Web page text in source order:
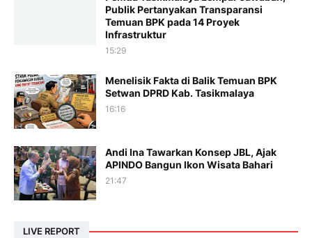
Publik Pertanyakan Transparansi
Temuan BPK pada 14 Proyek
Infrastruktur
15:29
Menelisik Fakta di Balik Temuan BPK
Setwan DPRD Kab. Tasikmalaya
16:16
Andi Ina Tawarkan Konsep JBL, Ajak
APINDO Bangun Ikon Wisata Bahari
21:47
LIVE REPORT